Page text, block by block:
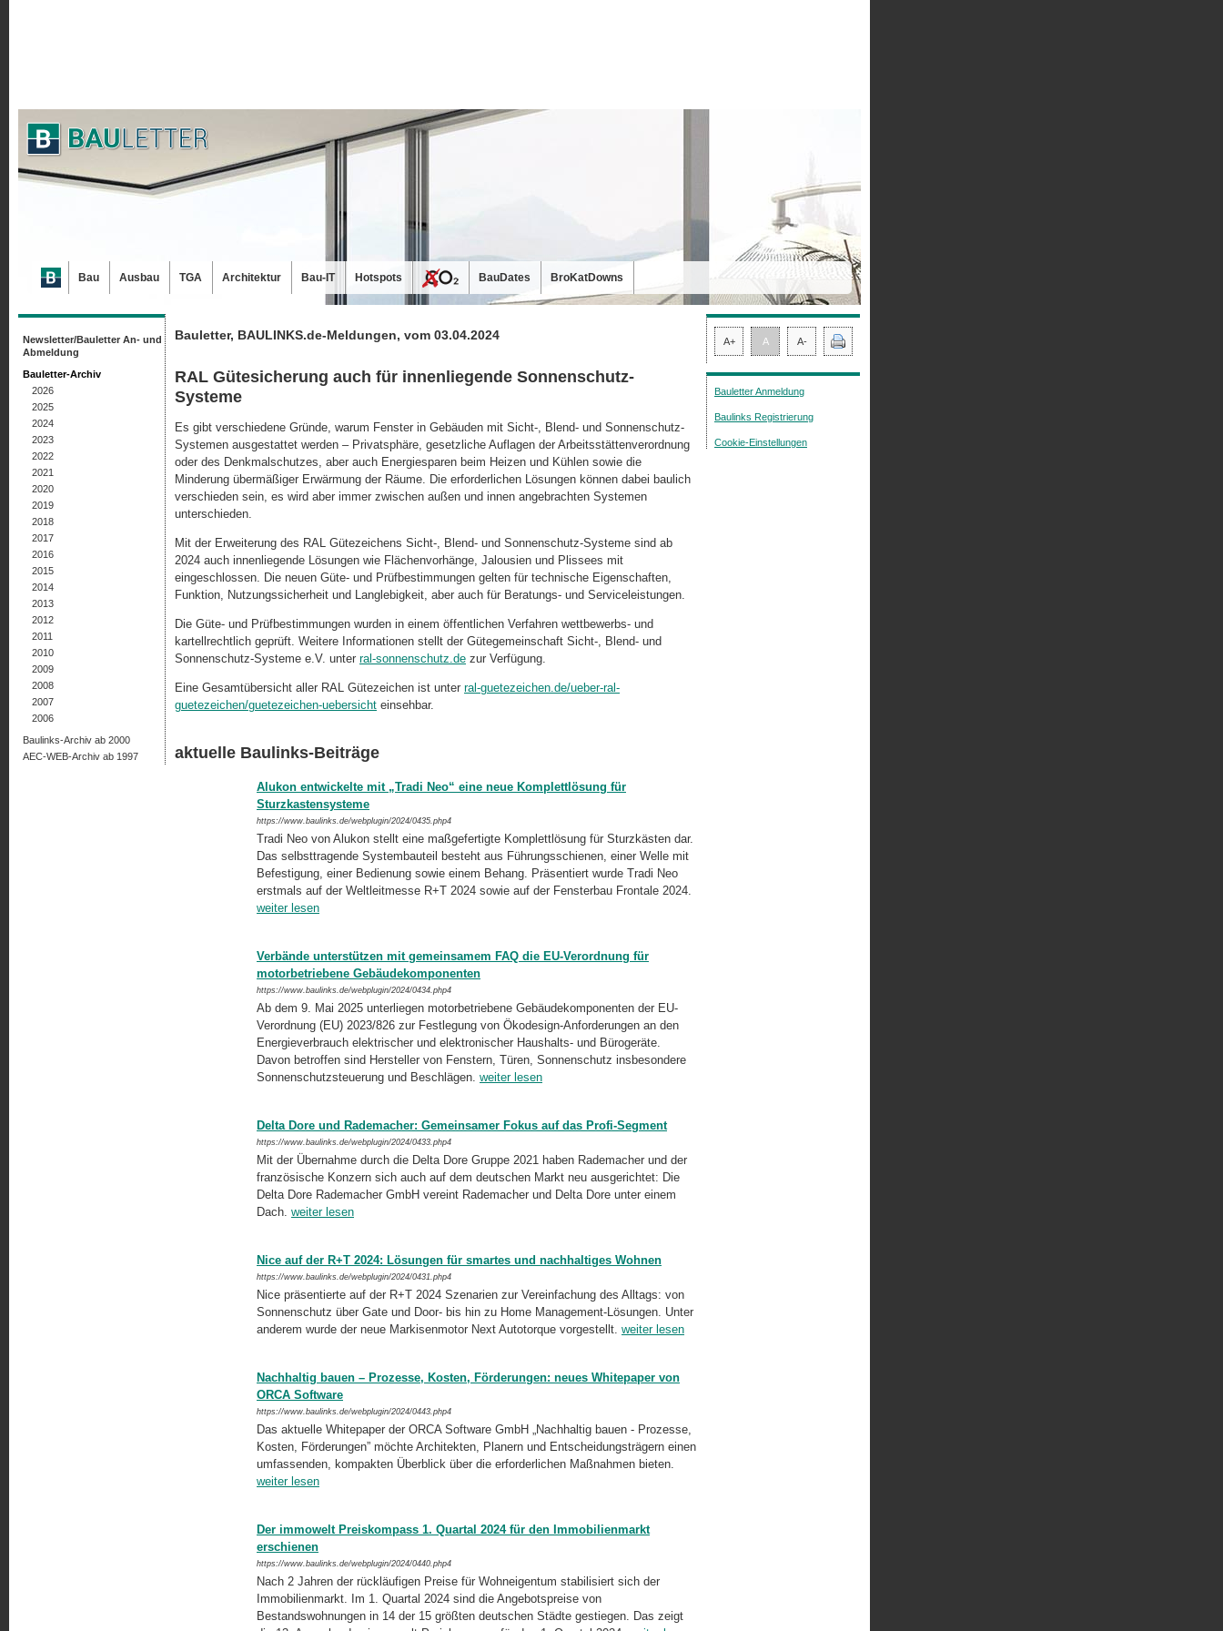
Bauletter, BAULINKS.de-Meldungen, vom 03.04.2024
RAL Gütesicherung auch für innenliegende Sonnenschutz-
Systeme
Es gibt verschiedene Gründe, warum Fenster in Gebäuden mit Sicht-, Blend- und Sonnenschutz-
Systemen ausgestattet werden – Privatsphäre, gesetzliche Auflagen der Arbeitsstättenverordnung
oder des Denkmalschutzes, aber auch Energiesparen beim Heizen und Kühlen sowie die
Minderung übermäßiger Erwärmung der Räume. Die erforderlichen Lösungen können dabei baulich
verschieden sein, es wird aber immer zwischen außen und innen angebrachten Systemen
unterschieden.
Mit der Erweiterung des RAL Gütezeichens Sicht-, Blend- und Sonnenschutz-Systeme sind ab
2024 auch innenliegende Lösungen wie Flächenvorhänge, Jalousien und Plissees mit
eingeschlossen. Die neuen Güte- und Prüfbestimmungen gelten für technische Eigenschaften,
Funktion, Nutzungssicherheit und Langlebigkeit, aber auch für Beratungs- und Serviceleistungen.
Die Güte- und Prüfbestimmungen wurden in einem öffentlichen Verfahren wettbewerbs- und
kartellrechtlich geprüft. Weitere Informationen stellt der Gütegemeinschaft Sicht-, Blend- und
Sonnenschutz-Systeme e.V. unter ral-sonnenschutz.de zur Verfügung.
Eine Gesamtübersicht aller RAL Gütezeichen ist unter ral-guetezeichen.de/ueber-ral-
guetezeichen/guetezeichen-uebersicht einsehbar.
aktuelle Baulinks-Beiträge
Alukon entwickelte mit „Tradi Neo“ eine neue Komplettlösung für
Sturzkastensysteme
https://www.baulinks.de/webplugin/2024/0435.php4
Tradi Neo von Alukon stellt eine maßgefertigte Komplettlösung für Sturzkästen dar.
Das selbsttragende Systembauteil besteht aus Führungsschienen, einer Welle mit
Befestigung, einer Bedienung sowie einem Behang. Präsentiert wurde Tradi Neo
erstmals auf der Weltleitmesse R+T 2024 sowie auf der Fensterbau Frontale 2024.
weiter lesen
Verbände unterstützen mit gemeinsamem FAQ die EU-Verordnung für
motorbetriebene Gebäudekomponenten
https://www.baulinks.de/webplugin/2024/0434.php4
Ab dem 9. Mai 2025 unterliegen motorbetriebene Gebäudekomponenten der EU-
Verordnung (EU) 2023/826 zur Festlegung von Ökodesign-Anforderungen an den
Energieverbrauch elektrischer und elektronischer Haushalts- und Bürogeräte.
Davon betroffen sind Hersteller von Fenstern, Türen, Sonnenschutz insbesondere
Sonnenschutzsteuerung und Beschlägen. weiter lesen
Delta Dore und Rademacher: Gemeinsamer Fokus auf das Profi-Segment
https://www.baulinks.de/webplugin/2024/0433.php4
Mit der Übernahme durch die Delta Dore Gruppe 2021 haben Rademacher und der
französische Konzern sich auch auf dem deutschen Markt neu ausgerichtet: Die
Delta Dore Rademacher GmbH vereint Rademacher und Delta Dore unter einem
Dach. weiter lesen
Nice auf der R+T 2024: Lösungen für smartes und nachhaltiges Wohnen
https://www.baulinks.de/webplugin/2024/0431.php4
Nice präsentierte auf der R+T 2024 Szenarien zur Vereinfachung des Alltags: von
Sonnenschutz über Gate und Door- bis hin zu Home Management-Lösungen. Unter
anderem wurde der neue Markisenmotor Next Autotorque vorgestellt. weiter lesen
Nachhaltig bauen – Prozesse, Kosten, Förderungen: neues Whitepaper von
ORCA Software
https://www.baulinks.de/webplugin/2024/0443.php4
Das aktuelle Whitepaper der ORCA Software GmbH „Nachhaltig bauen - Prozesse,
Kosten, Förderungen” möchte Architekten, Planern und Entscheidungsträgern einen
umfassenden, kompakten Überblick über die erforderlichen Maßnahmen bieten.
weiter lesen
Der immowelt Preiskompass 1. Quartal 2024 für den Immobilienmarkt
erschienen
https://www.baulinks.de/webplugin/2024/0440.php4
Nach 2 Jahren der rückläufigen Preise für Wohneigentum stabilisiert sich der
Immobilienmarkt. Im 1. Quartal 2024 sind die Angebotspreise von
Bestandswohnungen in 14 der 15 größten deutschen Städte gestiegen. Das zeigt
Newsletter/Bauletter An- und
Abmeldung
Bauletter-Archiv
2026
2025
2024
2023
2022
2021
2020
2019
2018
2017
2016
2015
2014
2013
2012
2011
2010
2009
2008
2007
2006
Baulinks-Archiv ab 2000
AEC-WEB-Archiv ab 1997
A+ A A-
Bauletter Anmeldung
Baulinks Registrierung
Cookie-Einstellungen
Bau Ausbau TGA Architektur Bau-IT Hotspots BauDates BroKatDowns